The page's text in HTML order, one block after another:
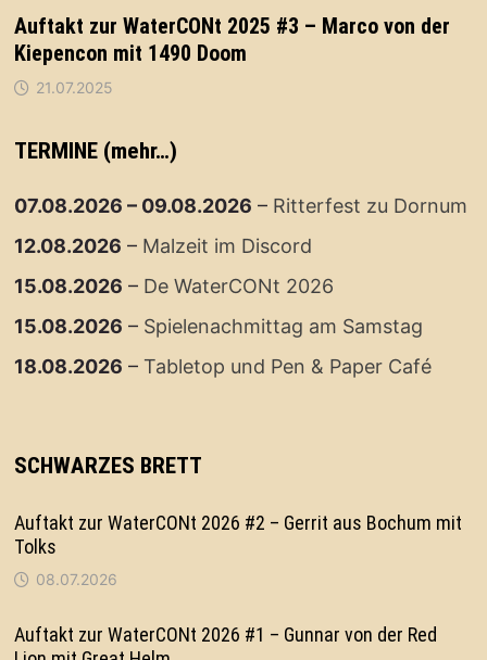
Auftakt zur WaterCONt 2025 #3 – Marco von der
Kiepencon mit 1490 Doom
21.07.2025
TERMINE (mehr…)
07.08.2026 – 09.08.2026 – Ritterfest zu Dornum
12.08.2026 – Malzeit im Discord
15.08.2026 – De WaterCONt 2026
15.08.2026 – Spielenachmittag am Samstag
18.08.2026 – Tabletop und Pen & Paper Café
SCHWARZES BRETT
Auftakt zur WaterCONt 2026 #2 – Gerrit aus Bochum mit
Tolks
08.07.2026
Auftakt zur WaterCONt 2026 #1 – Gunnar von der Red